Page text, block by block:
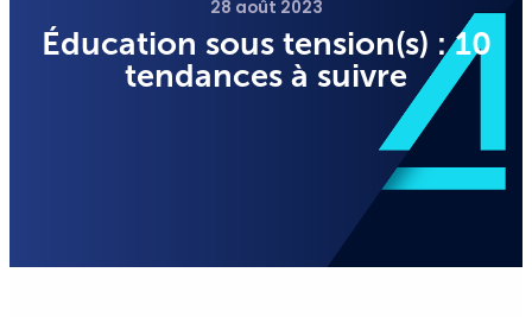
28 août 2023
Éducation sous tension(s) : 10
tendances à suivre